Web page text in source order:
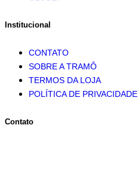
Institucional
CONTATO
SOBRE A TRAMÔ
TERMOS DA LOJA
POLÍTICA DE PRIVACIDADE
Contato